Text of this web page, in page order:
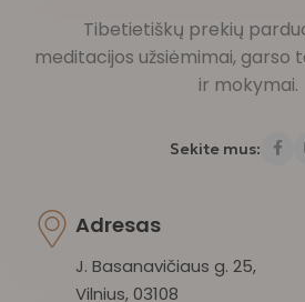
Tibetietiškų prekių
meditacijos užsiėmimai, garso
ir mokymai.
Sekite mus:
Adresas
J. Basanavičiaus g. 25,
Vilnius, 03108